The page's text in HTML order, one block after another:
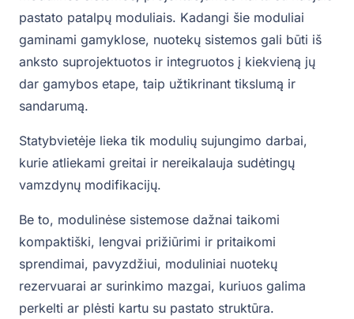
pastato patalpų moduliais. Kadangi šie moduliai
gaminami gamyklose, nuotekų sistemos gali būti iš
anksto suprojektuotos ir integruotos į kiekvieną jų
dar gamybos etape, taip užtikrinant tikslumą ir
sandarumą.
Statybvietėje lieka tik modulių sujungimo darbai,
kurie atliekami greitai ir nereikalauja sudėtingų
vamzdynų modifikacijų.
Be to, modulinėse sistemose dažnai taikomi
kompaktiški, lengvai prižiūrimi ir pritaikomi
sprendimai, pavyzdžiui, moduliniai nuotekų
rezervuarai ar surinkimo mazgai, kuriuos galima
perkelti ar plėsti kartu su pastato struktūra.